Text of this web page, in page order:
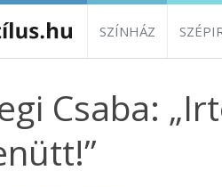
SZÍNHÁZ
Csaba: